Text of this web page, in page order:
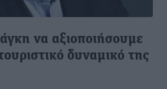
να αξιοποιήσουμε
δυναμικό της